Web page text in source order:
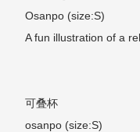
Osanpo (size:S)
A fun illustration of a
可叠杯
osanpo (size:S)